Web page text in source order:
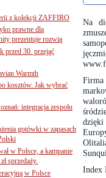
Na
Index
z kolekcji ZAFFIRO
prawne dla
prezentuje rozwią
przed 30. przejąć
Warmth
kosztów. Jak wybrać
integracja zespołu
gotówki w zapasach
w Polsce, a kampanie
sprzedaży.
w Polsce